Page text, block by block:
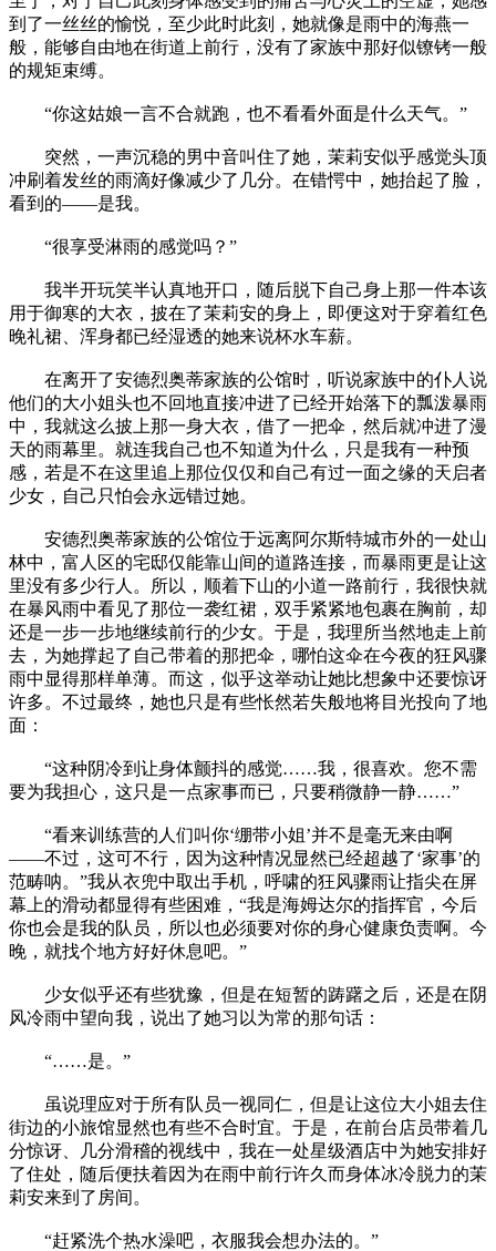
到了一丝丝的愉悦，至少此时此刻，她就像是雨中的海燕一
般，能够自由地在街道上前行，没有了家族中那好似镣铐一般
的规矩束缚。
“你这姑娘一言不合就跑，也不看看外面是什么天气。”
突然，一声沉稳的男中音叫住了她，茉莉安似乎感觉头顶
冲刷着发丝的雨滴好像减少了几分。在错愕中，她抬起了脸，
看到的——是我。
“很享受淋雨的感觉吗？”
我半开玩笑半认真地开口，随后脱下自己身上那一件本该
用于御寒的大衣，披在了茉莉安的身上，即便这对于穿着红色
晚礼裙、浑身都已经湿透的她来说杯水车薪。
在离开了安德烈奥蒂家族的公馆时，听说家族中的仆人说
他们的大小姐头也不回地直接冲进了已经开始落下的瓢泼暴雨
中，我就这么披上那一身大衣，借了一把伞，然后就冲进了漫
天的雨幕里。就连我自己也不知道为什么，只是我有一种预
感，若是不在这里追上那位仅仅和自己有过一面之缘的天启者
少女，自己只怕会永远错过她。
安德烈奥蒂家族的公馆位于远离阿尔斯特城市外的一处山
林中，富人区的宅邸仅能靠山间的道路连接，而暴雨更是让这
里没有多少行人。所以，顺着下山的小道一路前行，我很快就
在暴风雨中看见了那位一袭红裙，双手紧紧地包裹在胸前，却
还是一步一步地继续前行的少女。于是，我理所当然地走上前
去，为她撑起了自己带着的那把伞，哪怕这伞在今夜的狂风骤
雨中显得那样单薄。而这，似乎这举动让她比想象中还要惊讶
许多。不过最终，她也只是有些怅然若失般地将目光投向了地
面：
“这种阴冷到让身体颤抖的感觉……我，很喜欢。您不需
要为我担心，这只是一点家事而已，只要稍微静一静……”
“看来训练营的人们叫你‘绷带小姐’并不是毫无来由啊
——不过，这可不行，因为这种情况显然已经超越了‘家事’的
范畴呐。”我从衣兜中取出手机，呼啸的狂风骤雨让指尖在屏
幕上的滑动都显得有些困难，“我是海姆达尔的指挥官，今后
你也会是我的队员，所以也必须要对你的身心健康负责啊。今
晚，就找个地方好好休息吧。”
少女似乎还有些犹豫，但是在短暂的踌躇之后，还是在阴
风冷雨中望向我，说出了她习以为常的那句话：
“……是。”
虽说理应对于所有队员一视同仁，但是让这位大小姐去住
街边的小旅馆显然也有些不合时宜。于是，在前台店员带着几
分惊讶、几分滑稽的视线中，我在一处星级酒店中为她安排好
了住处，随后便扶着因为在雨中前行许久而身体冰冷脱力的茉
莉安来到了房间。
“赶紧洗个热水澡吧，衣服我会想办法的。”